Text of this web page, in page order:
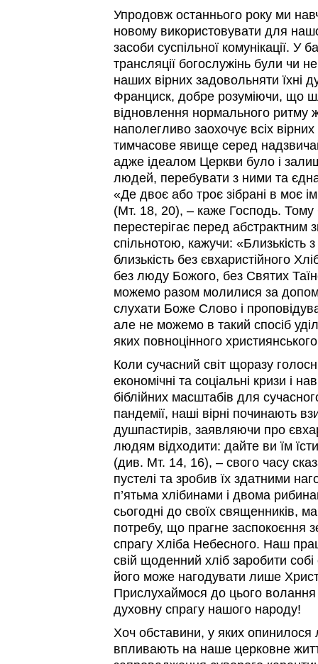
Упродовж останнього року ми
новому використовувати для
засоби суспільної комунікації. У
трансляції богослужінь були чи
наших вірних задовольняти їхні
Франциск, добре розуміючи, що
відновлення нормального ритму
наполегливо заохочує всіх
тимчасове явище серед
адже ідеалом Церкви було і
людей, перебувати з ними та
«Де двоє або троє зібрані в моє
(Мт. 18, 20), – каже Господь.
перестерігає перед абстрактним
спільнотою, кажучи: «Близькість
близькість без євхаристійного
без люду Божого, без Святих
можемо разом молилися за
слухати Боже Слово і
але не можемо в такий спосіб
яких повноцінного
Коли сучасний світ щоразу
економічні та соціальні кризи і
біблійних масштабів для
пандемії, наші вірні починають
душпастирів, заявляючи про
людям відходити: дайте ви їм
(див. Мт. 14, 16), – свого часу
пустелі та зробив їх здатними
п’ятьма хлібинами і двома
сьогодні до своїх священників,
потребу, що прагне заспокоєння
спрагу Хліба Небесного. Наш
свій щоденний хліб заробити
його може нагодувати лише
Прислухаймося до цього волання
духовну спрагу нашого народу!
Хоч обставини, у яких
впливають на наше церковне